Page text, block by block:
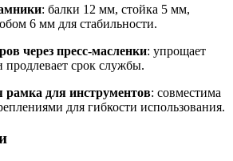
: балки 12 мм, стойка 5 мм,
6 мм для стабильности.
через пресс-масленки: упрощает
продлевает срок службы.
рамка для инструментов: совместима
для гибкости использования.